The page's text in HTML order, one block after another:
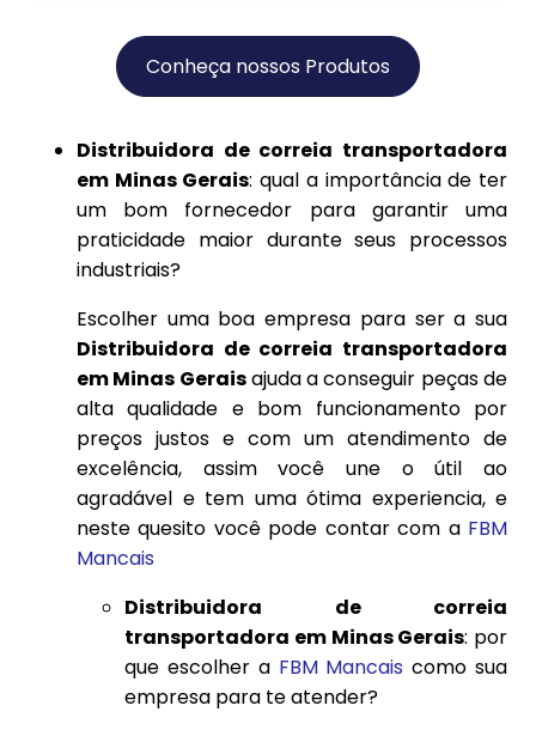
Conheça nossos Produtos
Distribuidora de correia transportadora
em Minas Gerais: qual a importância de ter
um bom fornecedor para garantir uma
praticidade maior durante seus processos
industriais?
Escolher uma boa empresa para ser a sua
Distribuidora de correia transportadora
em Minas Geraisajuda a conseguir peças de
alta qualidade e bom funcionamento por
preços justos e com um atendimento de
excelência, assim você une o útil ao
agradável e tem uma ótima experiencia, e
neste quesito você pode contar com a FBM
Mancais
Distribuidora de correia
transportadora em Minas Gerais: por
que escolher a FBM Mancais como sua
empresa para te atender?